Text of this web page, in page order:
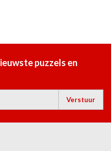
puzzels en
Verstuur